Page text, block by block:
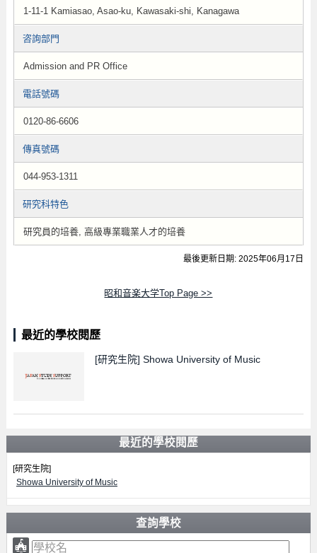
1-11-1 Kamiasao, Asao-ku, Kawasaki-shi, Kanagawa
咨詢部門
Admission and PR Office
電話號碼
0120-86-6606
傳真號碼
044-953-1311
研究科特色
研究員的培養, 高級專業職業人才的培養
最後更新日期: 2025年06月17日
昭和音楽大学Top Page >>
最近的學校閱歷
[研究生院] Showa University of Music
最近的學校閱歷
[研究生院]
Showa University of Music
查詢學校